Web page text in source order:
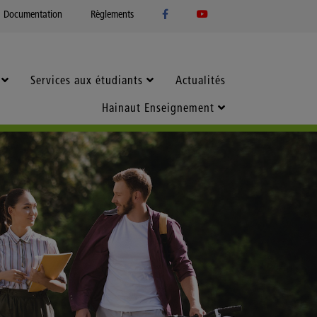
Documentation Règlements
Services aux étudiants Actualités
Hainaut Enseignement